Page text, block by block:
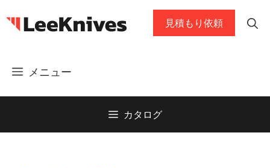
ン
ッ
メニュー
見積もり依頼
カタログ